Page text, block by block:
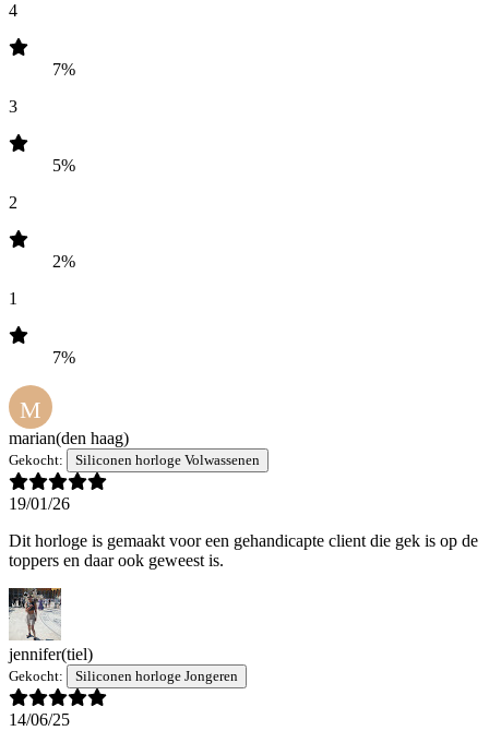
4
7%
3
5%
2
2%
1
7%
M
marian(den haag)
Gekocht: Siliconen horloge Volwassenen
19/01/26
Dit horloge is gemaakt voor een gehandicapte client die gek is op de
toppers en daar ook geweest is.
jennifer(tiel)
Gekocht: Siliconen horloge Jongeren
14/06/25